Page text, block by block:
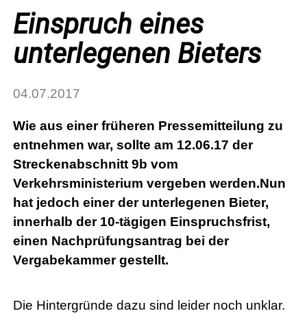
Einspruch eines
unterlegenen Bieters
04.07.2017
Wie aus einer früheren Pressemitteilung zu
entnehmen war, sollte am 12.06.17 der
Streckenabschnitt 9b vom
Verkehrsministerium vergeben werden.Nun
hat jedoch einer der unterlegenen Bieter,
innerhalb der 10-tägigen Einspruchsfrist,
einen Nachprüfungsantrag bei der
Vergabekammer gestellt.
Die Hintergründe dazu sind leider noch unklar.